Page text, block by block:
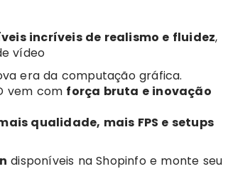
incríveis de realismo e fluidez,
vídeo
era da computação gráfica.
vem com força bruta e inovação
qualidade, mais FPS e setups
disponíveis na Shopinfo e monte seu